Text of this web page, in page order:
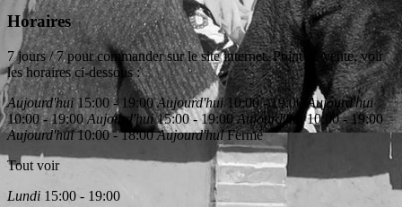
Horaires
7 jours / 7 pour commander sur le site internet. Point de vente, voir
les horaires ci-dessous :
Aujourd'hui 15:00 - 19:00Aujourd'hui 10:00 - 19:00 Aujourd'hui
10:00 - 19:00Aujourd'hui 15:00 - 19:00Aujourd'hui
10:00 - 19:00
Aujourd'hui 10:00 - 18:00Aujourd'hui Fermé
Tout voir
Lundi 15:00 - 19:00